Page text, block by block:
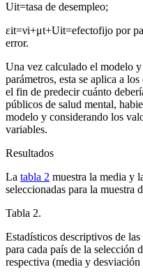
Uit=tasa de desempleo;
ɛit=νi+μt+Uit=efectofijo por
error.
Una vez calculado el modelo
parámetros, esta se aplica a
el fin de predecir cuánto
públicos de salud mental,
modelo y considerando los
variables.
Resultados
La tabla 2 muestra la media y
seleccionadas para la muestra
Tabla 2.
Estadísticos descriptivos de
para cada país de la selección
respectiva (media y